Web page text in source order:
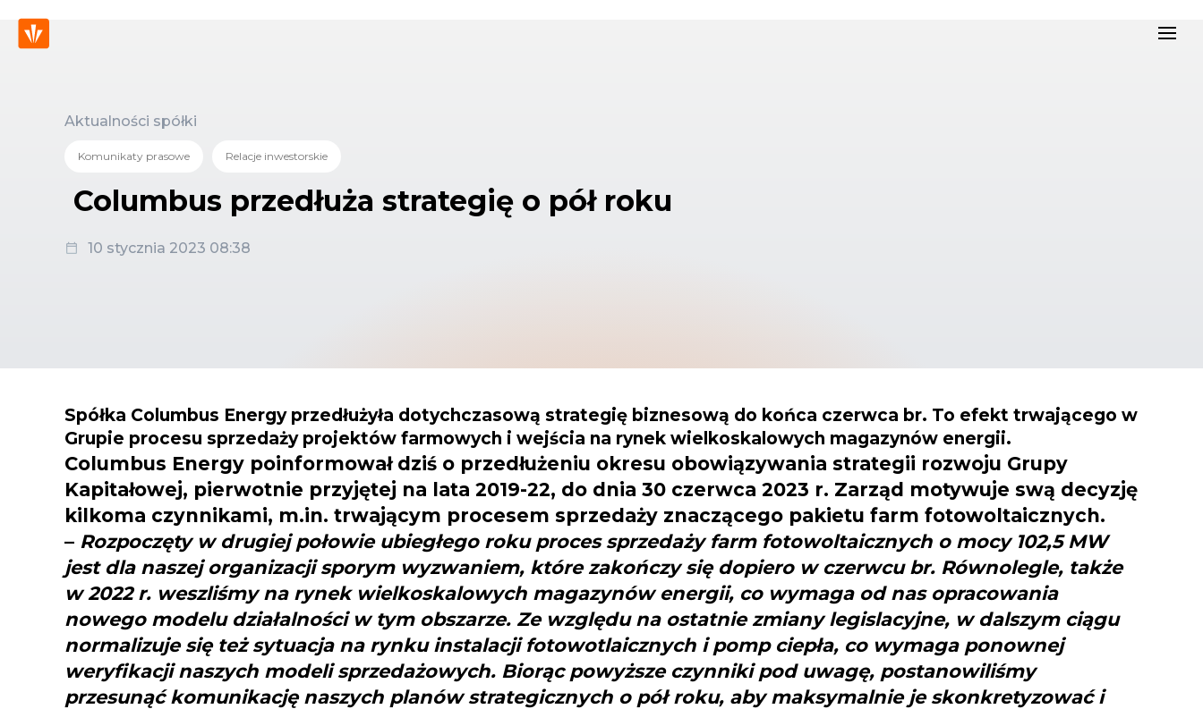
Aktualności spółki
Komunikaty prasowe Relacje inwestorskie
Columbus przedłuża strategię o pół roku
10 stycznia 2023 08:38
Spółka Columbus Energy przedłużyła dotychczasową strategię biznesową do końca czerwca br. To efekt trwającego w
Grupie procesu sprzedaży projektów farmowych i wejścia na rynek wielkoskalowych magazynów energii.
Columbus Energy poinformował dziś o przedłużeniu okresu obowiązywania strategii rozwoju Grupy
Kapitałowej, pierwotnie przyjętej na lata 2019-22, do dnia 30 czerwca 2023 r. Zarząd motywuje swą decyzję
kilkoma czynnikami, m.in. trwającym procesem sprzedaży znaczącego pakietu farm fotowoltaicznych.
– Rozpoczęty w drugiej połowie ubiegłego roku proces sprzedaży farm fotowoltaicznych o mocy 102,5 MW
jest dla naszej organizacji sporym wyzwaniem, które zakończy się dopiero w czerwcu br. Równolegle, także
w 2022 r. weszliśmy na rynek wielkoskalowych magazynów energii, co wymaga od nas opracowania
nowego modelu działalności w tym obszarze. Ze względu na ostatnie zmiany legislacyjne, w dalszym ciągu
normalizuje się też sytuacja na rynku instalacji fotowotlaicznych i pomp ciepła, co wymaga ponownej
weryfikacji naszych modeli sprzedażowych. Biorąc powyższe czynniki pod uwagę, postanowiliśmy
przesunąć komunikację naszych planów strategicznych o pół roku, aby maksymalnie je skonkretyzować i